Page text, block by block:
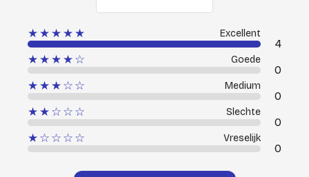
★★★★★ Excellent
4
★★★★☆
Goede
0
★★★☆☆
Medium
0
★★☆☆☆
Slechte
0
★☆☆☆☆
Vreselijk
0